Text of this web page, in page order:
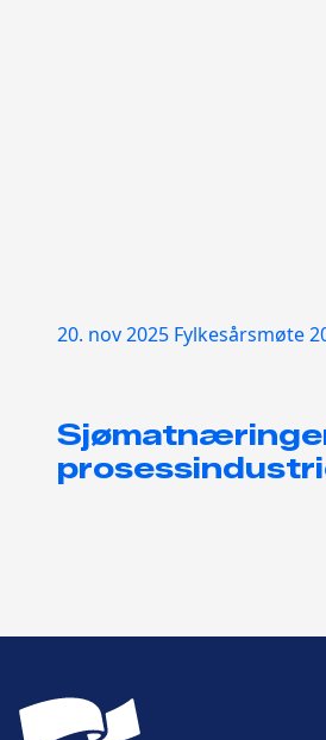
20. nov 2025 Fylkesårsmøte